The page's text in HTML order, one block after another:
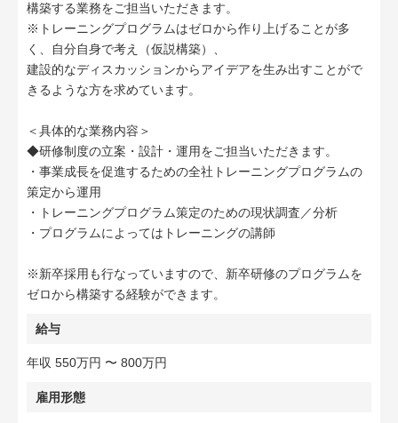
構築する業務をご担当いただきます。
※トレーニングプログラムはゼロから作り上げることが多
く、自分自身で考え（仮説構築）、
建設的なディスカッションからアイデアを生み出すことがで
きるような方を求めています。
＜具体的な業務内容＞
◆研修制度の立案・設計・運用をご担当いただきます。
・事業成長を促進するための全社トレーニングプログラムの
策定から運用
・トレーニングプログラム策定のための現状調査／分析
・プログラムによってはトレーニングの講師
※新卒採用も行なっていますので、新卒研修のプログラムを
ゼロから構築する経験ができます。
給与
年収 550万円 〜 800万円
雇用形態